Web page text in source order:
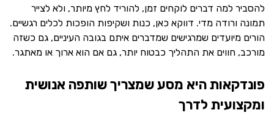
להסביר למה דברים לוקחים זמן, להוריד לחץ מיותר, ולא לצייר
תמונה ורודה מדי. דווקא כאן, כנות ושקיפות הופכות לכלים רגשיים.
הורים מיועדים שמרגישים שמדברים איתם בגובה העיניים, גם כשזה
מורכב, חווים את התהליך כבטוח יותר, גם אם הוא ארוך או מאתגר.
פונדקאות היא מסע שמצריך שותפה אנושית
ומקצועית לדרך